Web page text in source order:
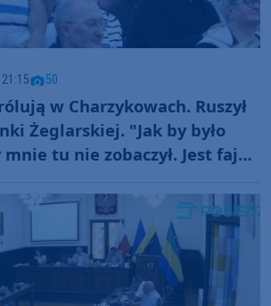
50
w Charzykowach. Ruszył
Żeglarskiej. "Jak by było
tu nie zobaczył. Jest fajna